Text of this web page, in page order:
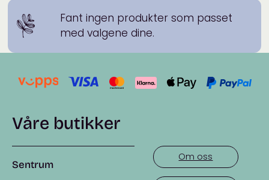
Fant ingen produkter som passet
med valgene dine.
Våre butikker
Sentrum
Om oss